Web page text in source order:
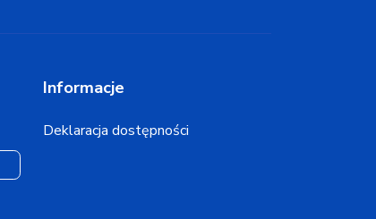
Informacje
Deklaracja dostępności